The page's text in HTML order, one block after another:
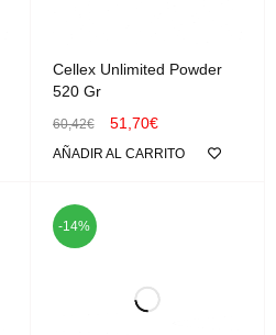
Cellex Unlimited Powder
520 Gr
60,42€ 51,70€
AÑADIR AL CARRITO
-14%